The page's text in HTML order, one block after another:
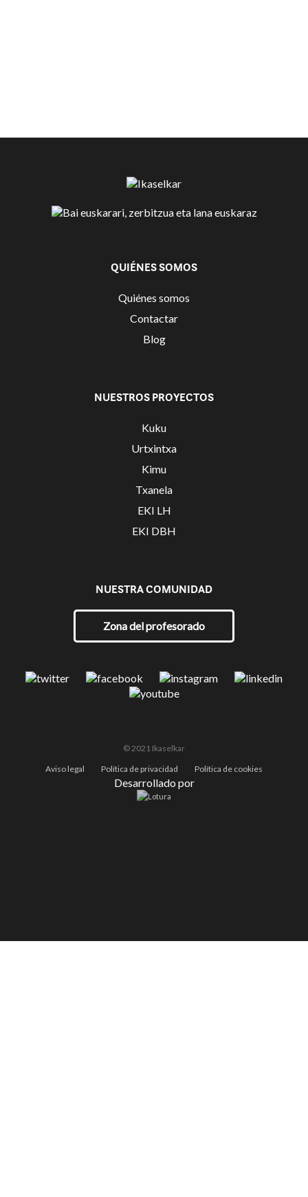
QUIÉNES SOMOS
Quiénes somos
Contactar
Blog
NUESTROS PROYECTOS
Kuku
Urtxintxa
Kimu
Txanela
EKI LH
EKI DBH
NUESTRA COMUNIDAD
Zona del profesorado
Aviso legal Política de privacidad Política de cookies
© 2021 Ikaselkar
Desarrollado por